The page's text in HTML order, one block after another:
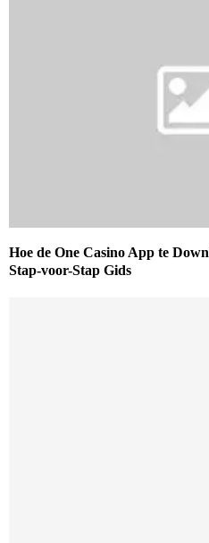
Hoe de One Casino App te
Stap-voor-Stap Gids